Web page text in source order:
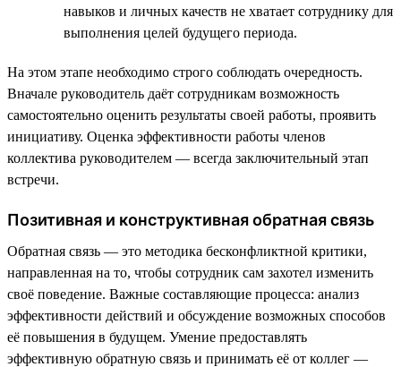
навыков и личных качеств не хватает сотруднику для
выполнения целей будущего периода.
На этом этапе необходимо строго соблюдать очередность.
Вначале руководитель даёт сотрудникам возможность
самостоятельно оценить результаты своей работы, проявить
инициативу. Оценка эффективности работы членов
коллектива руководителем — всегда заключительный этап
встречи.
Позитивная и конструктивная обратная связь
Обратная связь — это методика бесконфликтной критики,
направленная на то, чтобы сотрудник сам захотел изменить
своё поведение. Важные составляющие процесса: анализ
эффективности действий и обсуждение возможных способов
её повышения в будущем. Умение предоставлять
эффективную обратную связь и принимать её от коллег —